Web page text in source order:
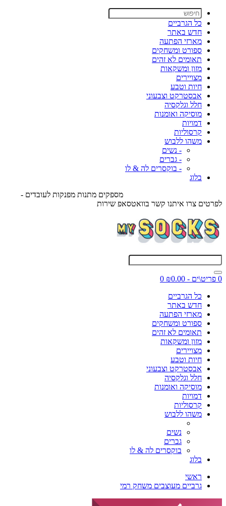
כל הגרביים
חדש באתר
מארזי הפתעה
ספורט ומשחקים
תאומים לא זהים
מזון ומשקאות
מצויירים
חיות וטבע
אבסטרקט וצבעוני
חלל וגלקסיה
מוסיקה ואומנות
דמויות
קרסוליות
משהו ללבוש
- נשים
- גברים
- בוקסרים לה & לו
בלוג
מספקים מתנות מפנקות לעובדים -
לפרטים צרו איתנו קשר בוואטסאפ שירות
0 פריט\ים - ₪0.00
0
כל הגרביים
חדש באתר
מארזי הפתעה
ספורט ומשחקים
תאומים לא זהים
מזון ומשקאות
מצויירים
חיות וטבע
אבסטרקט וצבעוני
חלל וגלקסיה
מוסיקה ואומנות
דמויות
קרסוליות
משהו ללבוש
נשים
גברים
בוקסרים לה & לו
בלוג
ראשי
גרביים מעוצבים משחק רמי